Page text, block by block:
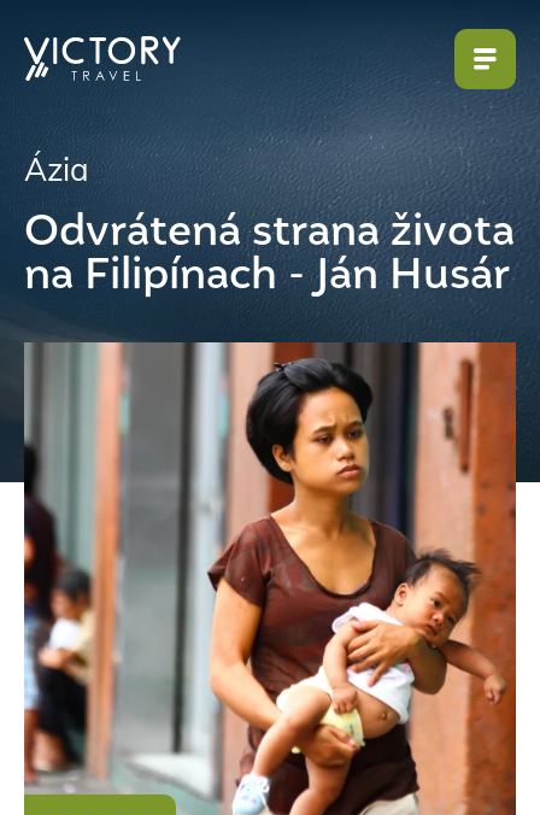
Ázia
Odvrátená strana života
na Filipínach - Ján Husár